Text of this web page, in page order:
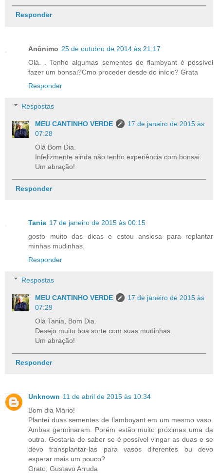
Responder
Anônimo 25 de outubro de 2014 às 21:17
Olá. . Tenho algumas sementes de flambyant é possível
fazer um bonsai?Cmo proceder desde do início? Grata
Responder
Respostas
MEU CANTINHO VERDE
17 de janeiro de 2015 às
07:28
Olá Bom Dia.
Infelizmente ainda não tenho experiência com bonsai.
Um abração!
Responder
Tania 17 de janeiro de 2015 às 00:15
gosto muito das dicas e estou ansiosa para replantar
minhas mudinhas.
Responder
Respostas
MEU CANTINHO VERDE
17 de janeiro de 2015 às
07:29
Olá Tania, Bom Dia.
Desejo muito boa sorte com suas mudinhas.
Um abração!
Responder
Unknown 11 de abril de 2015 às 10:34
Bom dia Mário!
Plantei duas sementes de flamboyant em um mesmo vaso.
Ambas germinaram. Porém estão muito próximas uma da
outra. Gostaria de saber se é possível vingar as duas e se
devo transplantar-las para vasos diferentes ou devo
esperar mais um pouco?
Grato, Gustavo Arruda